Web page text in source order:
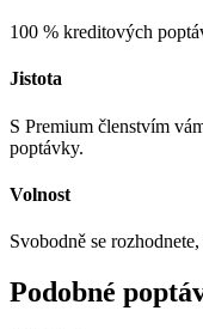
100 % kreditových
Jistota
S Premium členstvím
poptávky.
Volnost
Svobodně se
Podobné